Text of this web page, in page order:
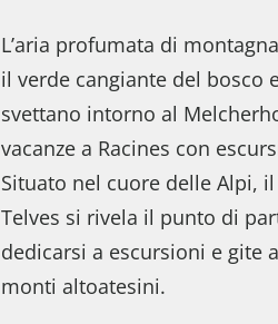
L’aria profumata di
il verde cangiante del bosco
svettano intorno al
vacanze a Racines con
Situato nel cuore delle Alpi,
Telves si rivela il punto di
dedicarsi a escursioni e gite
monti altoatesini.